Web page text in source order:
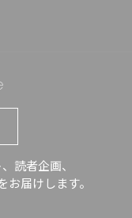
読者企画、
届けします。